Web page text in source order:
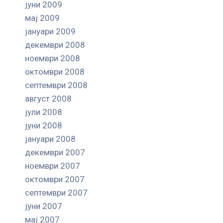
јуни 2009
мај 2009
јануари 2009
декември 2008
ноември 2008
октомври 2008
септември 2008
август 2008
јули 2008
јуни 2008
јануари 2008
декември 2007
ноември 2007
октомври 2007
септември 2007
јуни 2007
мај 2007